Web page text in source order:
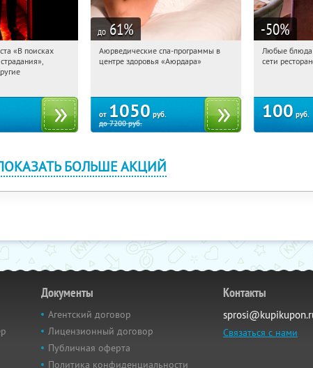
Купили:
«В поисках
до 61%
12:30:10 Купили:627
Аюрведические спа-программы в
центре здоровья «Аюрдара»
от 1050 руб.
до7200руб.
-50%
12:30:10
Любые блюда
сети
100 руб.
БОЛЬШЕ АКЦИЙ
Документы
Агентский договор
Лицензионный договор
Публичная оферта
Политика конфиденциальности
Контакты
Связаться с нами